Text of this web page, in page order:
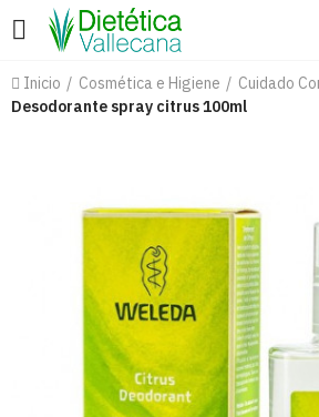
Inicio Cosmética e Higiene
Cuidado
Desodorante spray citrus 100ml